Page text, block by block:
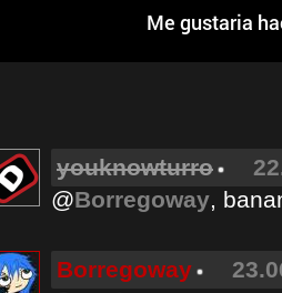
Me gustaria
youknowturro
@Borregoway,
Borregoway